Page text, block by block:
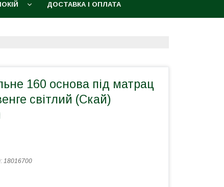
ДОСТАВКА І ОПЛАТА
160 основа під матрац
світлий (Скай)
18016700